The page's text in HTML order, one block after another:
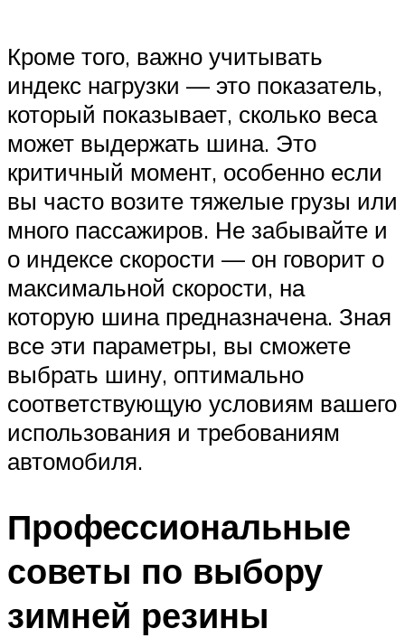
Кроме того, важно учитывать
индекс нагрузки — это показатель,
который показывает, сколько веса
может выдержать шина. Это
критичный момент, особенно если
вы часто возите тяжелые грузы или
много пассажиров. Не забывайте и
о индексе скорости — он говорит о
максимальной скорости, на
которую шина предназначена. Зная
все эти параметры, вы сможете
выбрать шину, оптимально
соответствующую условиям вашего
использования и требованиям
автомобиля.
Профессиональные
советы по выбору
зимней резины